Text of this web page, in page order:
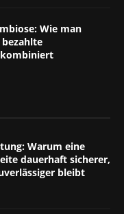
Wie man
Warum eine
dauerhaft sicherer,
bleibt